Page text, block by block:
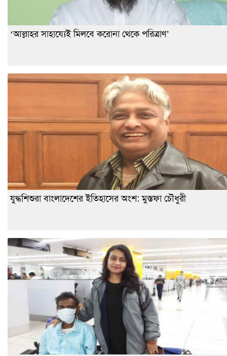
‘আল্লাহর সাহায্যেই মিলবে করোনা থেকে পরিত্রাণ’
যুদ্ধশিশুরা বাংলাদেশের ইতিহাসের অংশ: মুস্তফা চৌধুরী